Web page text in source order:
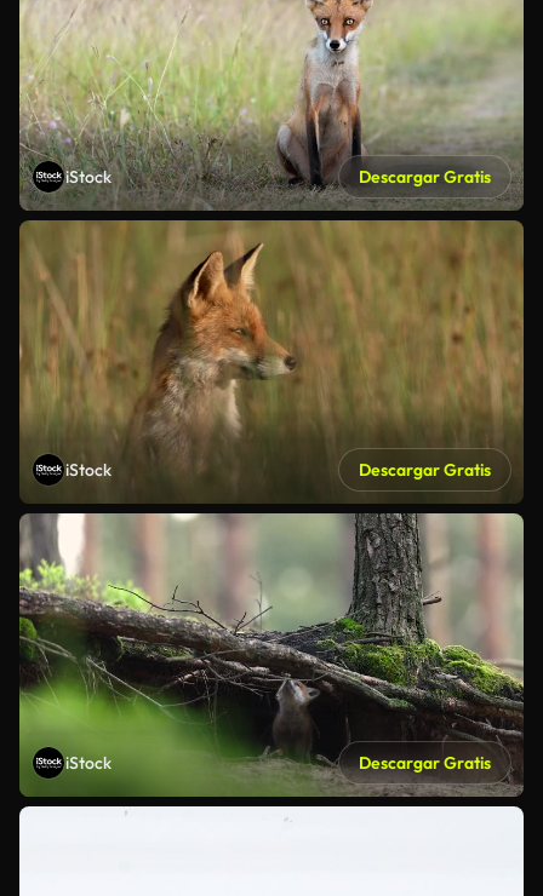
iStock Descargar Gratis
iStock Descargar Gratis
iStock Descargar Gratis